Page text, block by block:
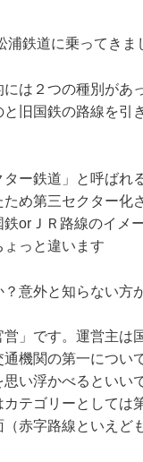
浦鉄道に乗ってきま
には２つの種別があ
旧国鉄の路線を引
ー鉄道」と呼ばれ
め第三セクター化
orＪＲ路線のイメ
ょっと違います
意外と知らない方
営」です。運営主
機関の第一につい
い浮かべるといい
テゴリーとしては
赤字路線といえど